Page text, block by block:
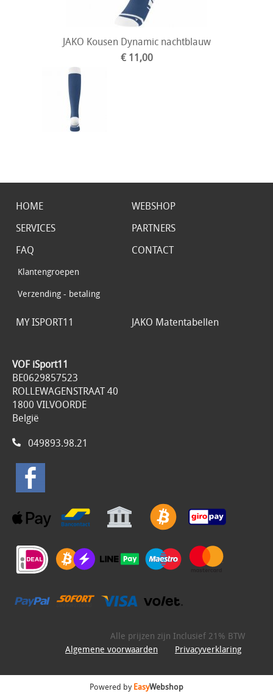
JAKO Kousen Dynamic nachtblauw
€ 11,00
HOME
WEBSHOP
SERVICES
PARTNERS
FAQ
Klantengroepen
Verzending - betaling
CONTACT
MY ISPORT11 JAKO Matentabellen
VOF iSport11
BE0629857523
ROLLEWAGENSTRAAT 40
1800 VILVOORDE
België
049893.98.21
Alle prijzen zijn Inclusief 21% BTW
Algemene voorwaarden
Privacyverklaring
Powered byEasyWebshop